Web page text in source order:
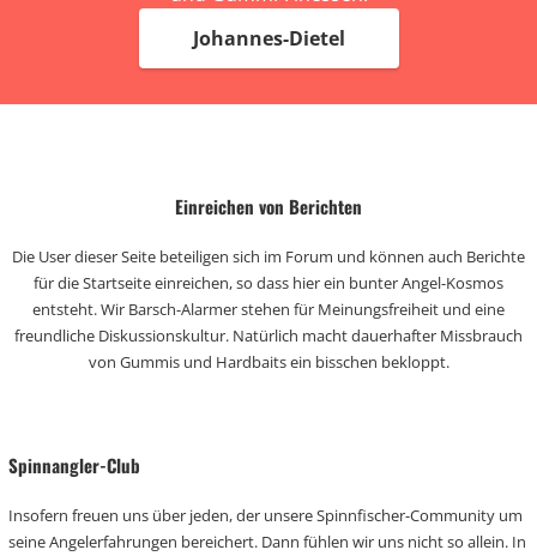
Johannes-Dietel
Einreichen von Berichten
Die User dieser Seite beteiligen sich im Forum und können auch Berichte
für die Startseite einreichen, so dass hier ein bunter Angel-Kosmos
entsteht. Wir Barsch-Alarmer stehen für Meinungsfreiheit und eine
freundliche Diskussionskultur. Natürlich macht dauerhafter Missbrauch
von Gummis und Hardbaits ein bisschen bekloppt.
Spinnangler-Club
Insofern freuen uns über jeden, der unsere Spinnfischer-Community um
seine Angelerfahrungen bereichert. Dann fühlen wir uns nicht so allein. In